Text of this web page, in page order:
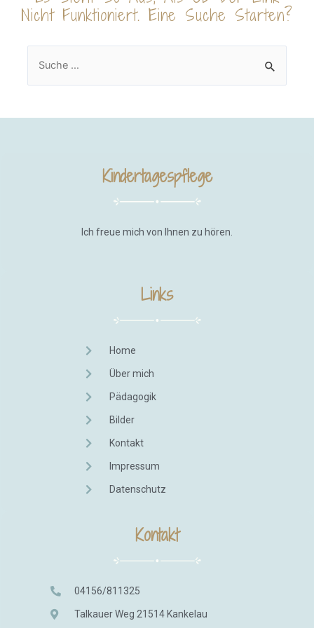
Nicht Funktioniert. Eine Suche Starten?
Kindertagespflege
Ich freue mich von Ihnen zu hören.
Links
Home
Über mich
Pädagogik
Bilder
Kontakt
Impressum
Datenschutz
Kontakt
04156/811325
Talkauer Weg 21514 Kankelau